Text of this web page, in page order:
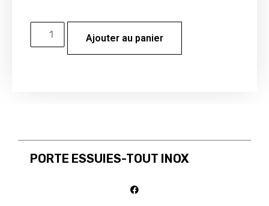
Ajouter au panier
PORTE ESSUIES-TOUT INOX